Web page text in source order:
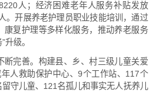
人；经济困难老年人服务补贴发放
。开展养老护理员职业技能培训，通过
康复护理等多样化服务，推动养老服务
升级。
断完善。构建县、乡、村三级儿童关爱
人救助保护中心、9个工作站、117个
留守儿童、121名孤儿和事实无人抚养儿